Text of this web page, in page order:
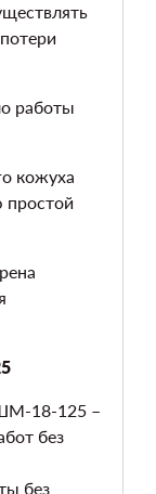
работы
кожуха
простой
18-125 –
без
без